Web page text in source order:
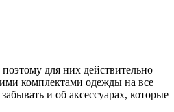
для них действительно
комплектами одежды на все
и об аксессуарах, которые